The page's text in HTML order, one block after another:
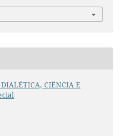
CIÊNCIA E